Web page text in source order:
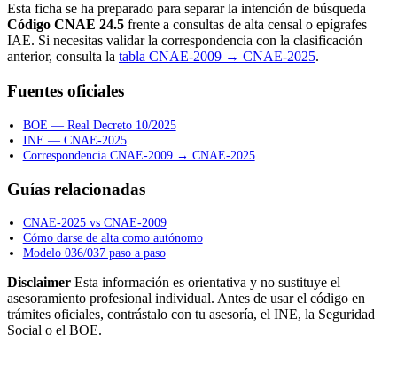
Esta ficha se ha preparado para separar la intención de búsqueda
Código CNAE 24.5 frente a consultas de alta censal o epígrafes
IAE. Si necesitas validar la correspondencia con la clasificación
anterior, consulta la tabla CNAE-2009 → CNAE-2025.
Fuentes oficiales
BOE — Real Decreto 10/2025
INE — CNAE-2025
Correspondencia CNAE-2009 → CNAE-2025
Guías relacionadas
CNAE-2025 vs CNAE-2009
Cómo darse de alta como autónomo
Modelo 036/037 paso a paso
Disclaimer Esta información es orientativa y no sustituye el
asesoramiento profesional individual. Antes de usar el código en
trámites oficiales, contrástalo con tu asesoría, el INE, la Seguridad
Social o el BOE.